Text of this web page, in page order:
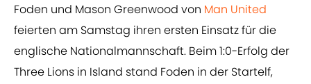
Foden und Mason Greenwood von Man United
feierten am Samstag ihren ersten Einsatz für die
englische Nationalmannschaft. Beim 1:0-Erfolg der
Three Lions in Island stand Foden in der Startelf,